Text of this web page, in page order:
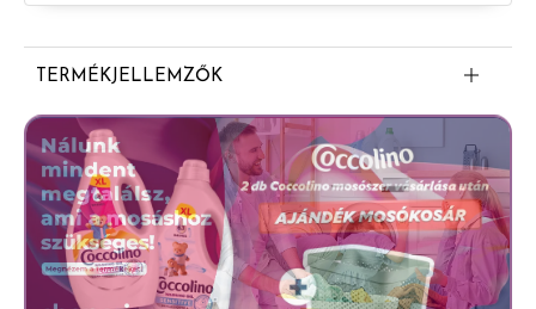
TERMÉKJELLEMZŐK
Viaszos fogselyem
50 m hosszúság
Segít csökkenteni az ínyproblémák és
fogszuvasodás kialakulását
Segít elltávolítani a foglepedéket a fogak közül és
az íny mentén